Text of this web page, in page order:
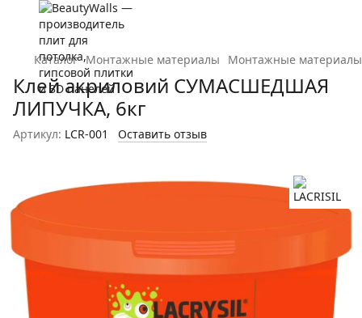
Каталог Монтажные материалы Монтажные материалы
Клей акриловий СУМАСШЕДШАЯ
ЛИПУЧКА, 6кг
Артикул: LCR-001 Оставить отзыв